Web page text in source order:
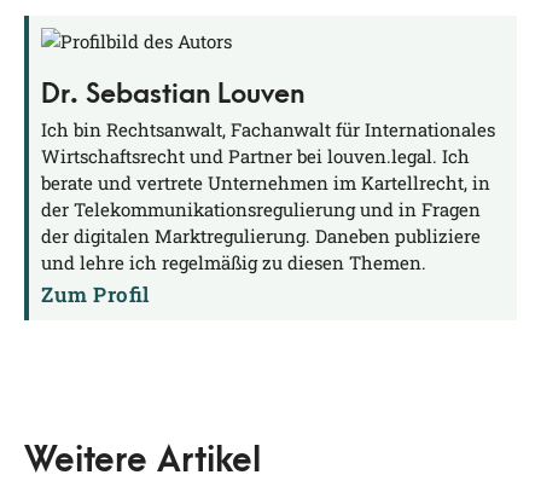
Dr. Sebastian Louven
Ich bin Rechtsanwalt, Fachanwalt für Internationales
Wirtschaftsrecht und Partner bei louven.legal. Ich
berate und vertrete Unternehmen im Kartellrecht, in
der Telekommunikationsregulierung und in Fragen
der digitalen Marktregulierung. Daneben publiziere
und lehre ich regelmäßig zu diesen Themen.
Zum Profil
Weitere Artikel